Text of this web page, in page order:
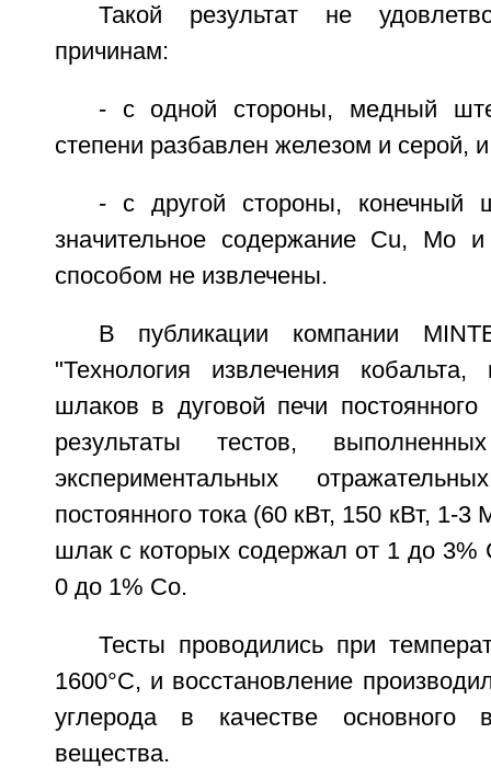
Такой результат не
причинам:
- с одной стороны, медный
степени разбавлен железом и серой, и
- с другой стороны, конечный
значительное содержание Сu, Мо
способом не извлечены.
В публикации компании
"Технология извлечения
шлаков в дуговой печи постоянного
результаты тестов,
экспериментальных
постоянного тока (60 кВт, 150 кВт, 1-
шлак с которых содержал от 1 до 3%
0 до 1% Со.
Тесты проводились при
1600°С, и восстановление
углерода в качестве основного
вещества.